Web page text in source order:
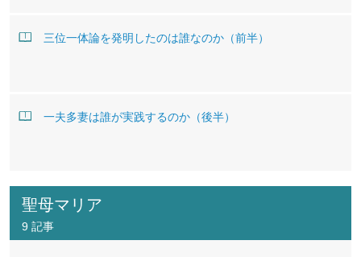
三位一体論を発明したのは誰なのか（前半）
一夫多妻は誰が実践するのか（後半）
聖母マリア
9 記事